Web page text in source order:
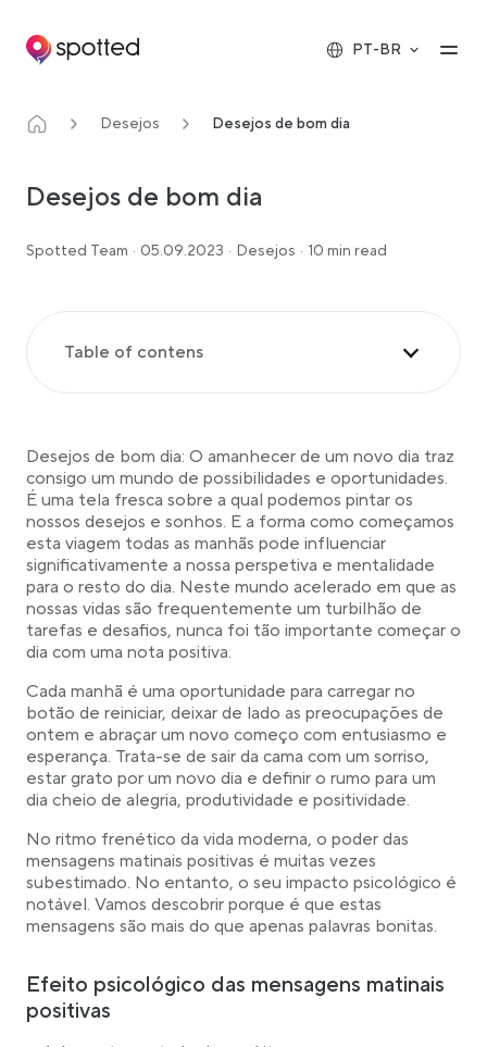
Main navigation
PT-BR
Desejos Desejos de bom dia
Desejos de bom dia
Spotted Team · 05.09.2023 · Desejos · 10 min read
Table of contens
10 citações inspiradoras de bom dia
20 desejos criativos de bom dia
20 desejos matinais curtos e doces
20 desejos de bom dia engraçados
Desejos de bom dia: O amanhecer de um novo dia traz
consigo um mundo de possibilidades e oportunidades.
É uma tela fresca sobre a qual podemos pintar os
nossos desejos e sonhos. E a forma como começamos
esta viagem todas as manhãs pode influenciar
significativamente a nossa perspetiva e mentalidade
para o resto do dia. Neste mundo acelerado em que as
nossas vidas são frequentemente um turbilhão de
tarefas e desafios, nunca foi tão importante começar o
dia com uma nota positiva.
Cada manhã é uma oportunidade para carregar no
botão de reiniciar, deixar de lado as preocupações de
ontem e abraçar um novo começo com entusiasmo e
esperança. Trata-se de sair da cama com um sorriso,
estar grato por um novo dia e definir o rumo para um
dia cheio de alegria, produtividade e positividade.
No ritmo frenético da vida moderna, o poder das
mensagens matinais positivas é muitas vezes
subestimado. No entanto, o seu impacto psicológico é
notável. Vamos descobrir porque é que estas
mensagens são mais do que apenas palavras bonitas.
Efeito psicológico das mensagens matinais
positivas